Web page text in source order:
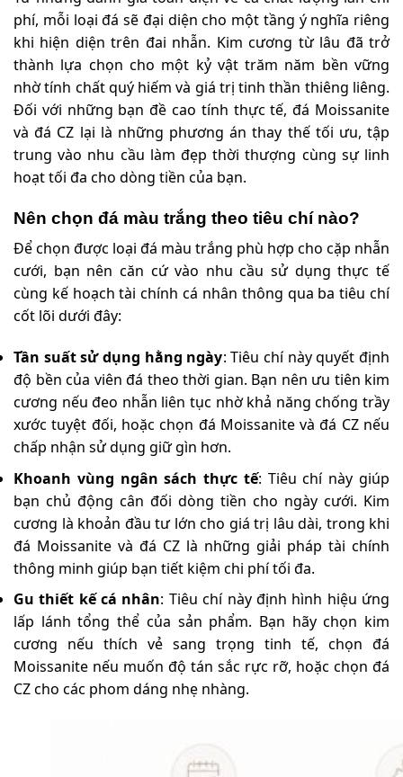
phí, mỗi loại đá sẽ đại diện cho một tầng ý nghĩa riêng
khi hiện diện trên đai nhẫn. Kim cương từ lâu đã trở
thành lựa chọn cho một kỷ vật trăm năm bền vững
nhờ tính chất quý hiếm và giá trị tinh thần thiêng liêng.
Đối với những bạn đề cao tính thực tế, đá Moissanite
và đá CZ lại là những phương án thay thế tối ưu, tập
trung vào nhu cầu làm đẹp thời thượng cùng sự linh
hoạt tối đa cho dòng tiền của bạn.
Nên chọn đá màu trắng theo tiêu chí nào?
Để chọn được loại đá màu trắng phù hợp cho cặp nhẫn
cưới, bạn nên căn cứ vào nhu cầu sử dụng thực tế
cùng kế hoạch tài chính cá nhân thông qua ba tiêu chí
cốt lõi dưới đây:
Tần suất sử dụng hằng ngày: Tiêu chí này quyết định
độ bền của viên đá theo thời gian. Bạn nên ưu tiên kim
cương nếu đeo nhẫn liên tục nhờ khả năng chống trầy
xước tuyệt đối, hoặc chọn đá Moissanite và đá CZ nếu
chấp nhận sử dụng giữ gìn hơn.
Khoanh vùng ngân sách thực tế: Tiêu chí này giúp
bạn chủ động cân đối dòng tiền cho ngày cưới. Kim
cương là khoản đầu tư lớn cho giá trị lâu dài, trong khi
đá Moissanite và đá CZ là những giải pháp tài chính
thông minh giúp bạn tiết kiệm chi phí tối đa.
Gu thiết kế cá nhân: Tiêu chí này định hình hiệu ứng
lấp lánh tổng thể của sản phẩm. Bạn hãy chọn kim
cương nếu thích vẻ sang trọng tinh tế, chọn đá
Moissanite nếu muốn độ tán sắc rực rỡ, hoặc chọn đá
CZ cho các phom dáng nhẹ nhàng.